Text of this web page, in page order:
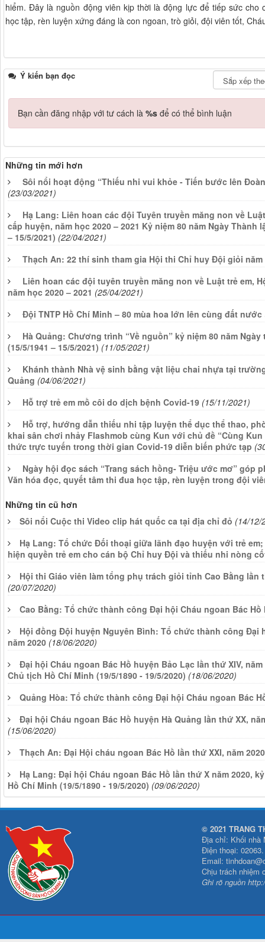
hiểm. Đây là nguồn động viên kịp thời là động lực để tiếp sức
học tập, rèn luyện xứng đáng là con ngoan, trò giỏi, đội viên tốt,
Ý kiến bạn đọc
Bạn cần đăng nhập với tư cách là %s để có thể bình luận
Những tin mới hơn
Sôi nổi hoạt động “Thiếu nhi vui khỏe - Tiến bước lên
(23/03/2021)
Hạ Lang: Liên hoan các đội Tuyên truyền măng non về
cấp huyện, năm học 2020 – 2021 Kỷ niệm 80 năm Ngày Thành
– 15/5/2021) (22/04/2021)
Thạch An: 22 thí sinh tham gia Hội thi Chỉ huy Đội giỏi năm
Liên hoan các đội tuyên truyền măng non về Luật trẻ em,
năm học 2020 – 2021 (25/04/2021)
Đội TNTP Hồ Chí Minh – 80 mùa hoa lớn lên cùng đất nước
Hà Quảng: Chương trình “Về nguồn” kỷ niệm 80 năm
(15/5/1941 – 15/5/2021) (11/05/2021)
Khánh thành Nhà vệ sinh bằng vật liệu chai nhựa tại
Quảng (04/06/2021)
Hỗ trợ trẻ em mồ côi do dịch bệnh Covid-19 (15/11/2021)
Hỗ trợ, hướng dẫn thiếu nhi tập luyện thể dục thể thao,
khai sân chơi nhảy Flashmob cùng Kun với chủ đề “Cùng
thức trực tuyến trong thời gian Covid-19 diễn biến phức tạp
Ngày hội đọc sách “Trang sách hồng- Triệu ước mơ” góp
Văn hóa đọc, quyết tâm thi đua học tập, rèn luyện trong đội
Những tin cũ hơn
Sôi nổi Cuộc thi Video clip hát quốc ca tại địa chỉ đỏ (14/12/
Hạ Lang: Tổ chức Đối thoại giữa lãnh đạo huyện với trẻ
hiện quyền trẻ em cho cán bộ Chỉ huy Đội và thiếu nhi nòng
Hội thi Giáo viên làm tổng phụ trách giỏi tỉnh Cao Bằng lần
(20/07/2020)
Cao Bằng: Tổ chức thành công Đại hội Cháu ngoan Bác Hồ
Hội đồng Đội huyện Nguyên Bình: Tổ chức thành công Đại
năm 2020 (18/06/2020)
Đại hội Cháu ngoan Bác Hồ huyện Bảo Lạc lần thứ XIV,
Chủ tịch Hồ Chí Minh (19/5/1890 - 19/5/2020) (18/06/2020)
Quảng Hòa: Tổ chức thành công Đại hội Cháu ngoan Bác
Đại hội Cháu ngoan Bác Hồ huyện Hà Quảng lần thứ XX,
(15/06/2020)
Thạch An: Đại Hội cháu ngoan Bác Hồ lần thứ XXI, năm 2020
Hạ Lang: Đại hội Cháu ngoan Bác Hồ lần thứ X năm 2020,
Hồ Chí Minh (19/5/1890 - 19/5/2020) (09/06/2020)
© 2021 TRANG
Địa chỉ: Khối nhà
Điện thoại:
Email:
Chịu trách nhiệm
Ghi rõ nguồn